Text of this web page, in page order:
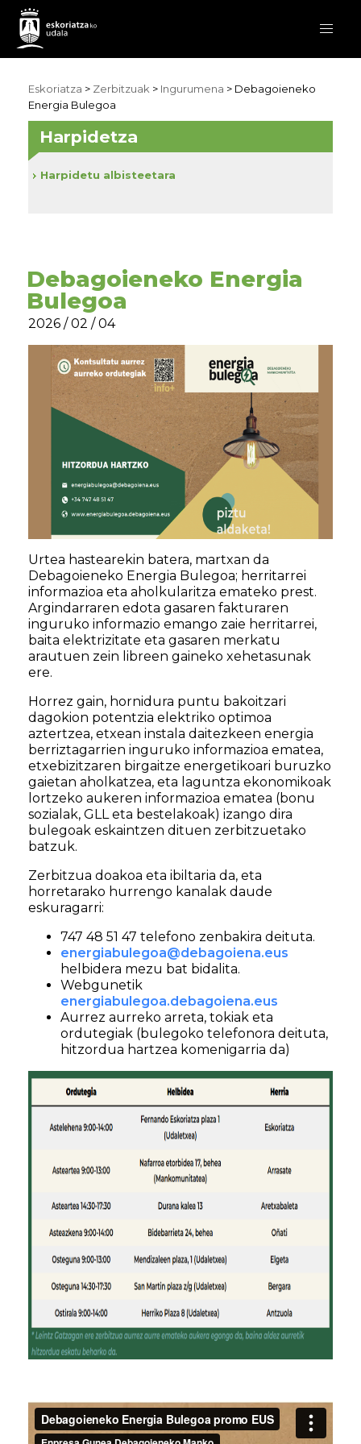
Eskoriatza > Zerbitzuak > Ingurumena > Debagoieneko
Energia Bulegoa
Debagoieneko Energia
Bulegoa
2026 / 02 / 04
Urtea hastearekin batera, martxan da
Debagoieneko Energia Bulegoa; herritarrei
informazioa eta aholkularitza emateko prest.
Argindarraren edota gasaren fakturaren
inguruko informazio emango zaie herritarrei,
baita elektrizitate eta gasaren merkatu
arautuen zein libreen gaineko xehetasunak
ere.
Horrez gain, hornidura puntu bakoitzari
dagokion potentzia elektriko optimoa
aztertzea, etxean instala daitezkeen energia
berriztagarrien inguruko informazioa ematea,
etxebizitzaren birgaitze energetikoari buruzko
gaietan aholkatzea, eta laguntza ekonomikoak
lortzeko aukeren informazioa ematea (bonu
sozialak, GLL eta bestelakoak) izango dira
bulegoak eskaintzen dituen zerbitzuetako
batzuk.
Zerbitzua doakoa eta ibiltaria da, eta
horretarako hurrengo kanalak daude
eskuragarri:
747 48 51 47 telefono zenbakira deituta.
energiabulegoa@debagoiena.eus
helbidera mezu bat bidalita.
Webgunetik
energiabulegoa.debagoiena.eus
Aurrez aurreko arreta, tokiak eta
ordutegiak (bulegoko telefonora deituta,
hitzordua hartzea komenigarria da)
Harpidetza
Harpidetu albisteetara